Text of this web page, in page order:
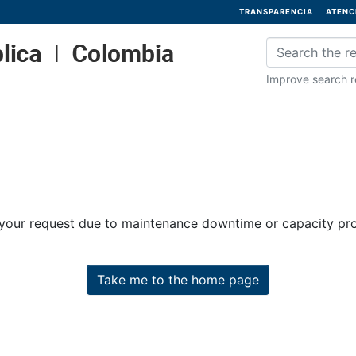
TRANSPARENCIA
Improve search
request due to maintenance downtime or capacity
Take me to the home page